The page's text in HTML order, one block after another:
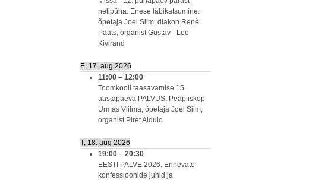
nelipüha. Enese läbikatsumine.
õpetaja Joel Siim, diakon Renè
Paats, organist Gustav - Leo
Kivirand
E, 17. aug 2026
11:00 – 12:00
Toomkooli taasavamise 15.
aastapäeva PALVUS. Peapiiskop
Urmas Viilma, õpetaja Joel Siim,
organist Piret Aidulo
T, 18. aug 2026
19:00 – 20:30
EESTI PALVE 2026. Erinevate
konfessioonide juhid ja